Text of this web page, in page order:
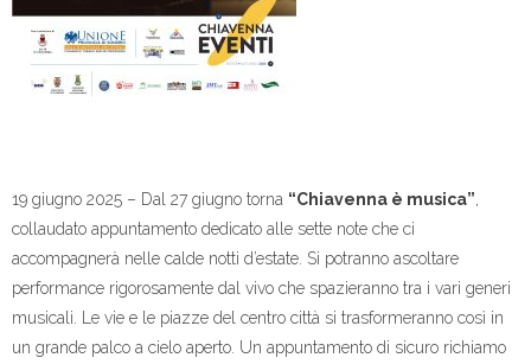
19 giugno 2025 – Dal 27 giugno torna “Chiavenna è musica”
collaudato appuntamento dedicato alle sette note che ci
accompagnerà nelle calde notti d’estate. Si potranno ascoltare
performance rigorosamente dal vivo che spazieranno tra i vari generi
musicali. Le vie e le piazze del centro città si trasformeranno così in
un grande palco a cielo aperto. Un appuntamento di sicuro richiamo